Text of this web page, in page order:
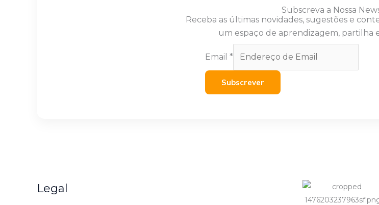
Subscreva a Nossa
Receba as últimas novidades, sugestões e
um espaço de aprendizagem, partilha
Email *
Subscrever
Legal